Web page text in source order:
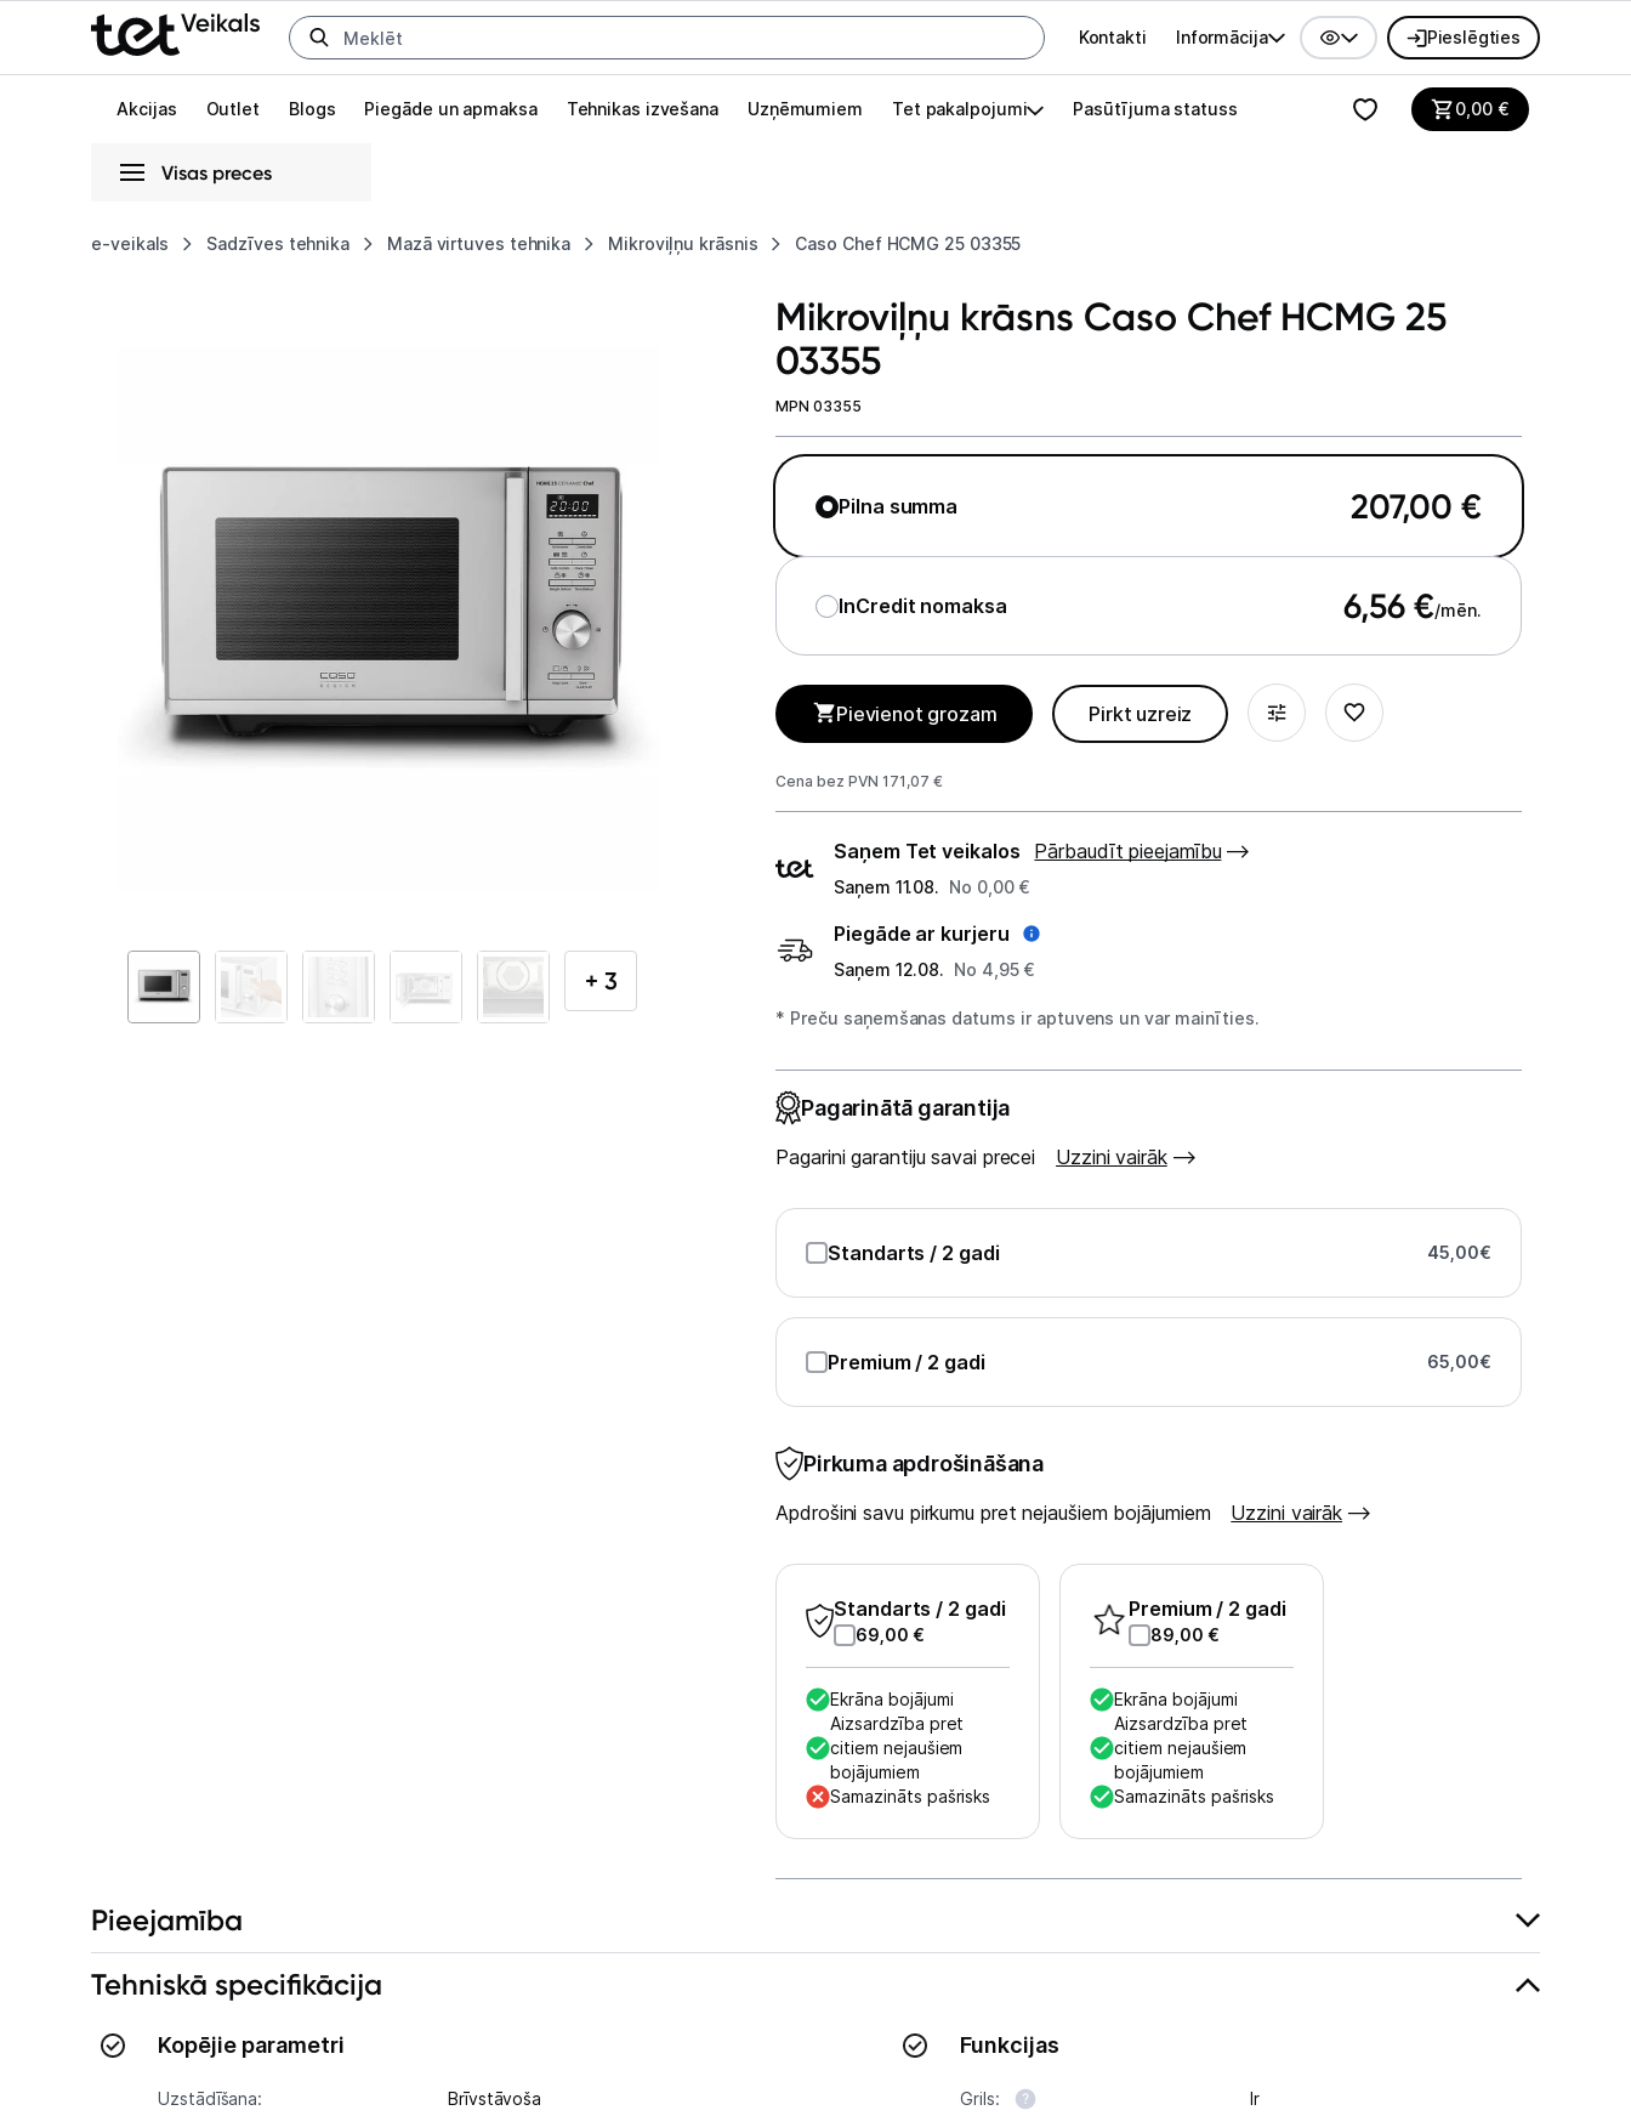
Uz kategorijam Uz galveno saturu
Galvenes izvēlne
Kontakti Informācija Pieslēgties
Akcijas Outlet Blogs Piegāde un apmaksa Tehnikas izvešana Uzņēmumiem Tet pakalpojumi Pasūtījuma statuss 0,00€
Visas preces
e-veikals Sadzīves tehnika Mazā virtuves tehnika Mikroviļņu krāsnis Caso Chef HCMG 25 03355
Pieslēgties
Izvēlies kāroto ierīci izdevīgāk!
Datortehnika
Telefoni, planšetdatori
Sadzīves tehnika
Lielā tehnika
Iebūvējamā tehnika
Mazā virtuves tehnika
Mikroviļņu krāsnis
Gaļas maļamās mašīnas
Mazās plītis
HCMG
03355
+ 3
Mikroviļņu krāsns Caso Chef HCMG 25
03355
MPN 03355
Pilna summa 207,00 €
InCredit nomaksa 6,56 €/mēn.
Pievienot grozam Pirkt uzreiz
Cena bez PVN 171,07 €
Piegādes
veidi
Saņem Tet veikalos Pārbaudīt pieejamību
Saņem 11.08. No 0,00 €
Piegāde ar kurjeru
Saņem 12.08. No 4,95 €
* Preču saņemšanas datums ir aptuvens un var mainīties.
Pirkuma apdrošināšana
Apdrošini savu pirkumu pret nejaušiem bojājumiem Uzzini vairāk
Standarts / 2 gadi
69,00 €
Ekrāna bojājumi
Aizsardzība pret
citiem nejaušiem
bojājumiem
Samazināts pašrisks
Premium / 2 gadi
89,00 €
Ekrāna bojājumi
Aizsardzība pret
citiem nejaušiem
bojājumiem
Samazināts pašrisks
Pagarinātā garantija
Pagarini garantiju savai precei Uzzini vairāk
Standarts / 2 gadi 45,00€
Premium / 2 gadi 65,00€
Pieejamība
Tehniskā specifikācija
Kopējie parametri
Uzstādīšana: Brīvstāvoša
Funkcijas
Grils: Ir